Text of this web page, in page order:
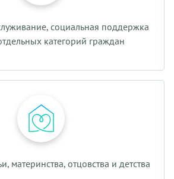
социальная поддержка
категорий граждан
материнства, отцовства и детства